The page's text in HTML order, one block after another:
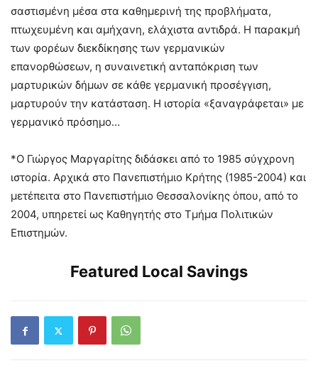
σαστισμένη μέσα στα καθημερινή της προβλήματα,
πτωχευμένη και αμήχανη, ελάχιστα αντιδρά. Η παρακμή
των φορέων διεκδίκησης των γερμανικών
επανορθώσεων, η συναινετική ανταπόκριση των
μαρτυρικών δήμων σε κάθε γερμανική προσέγγιση,
μαρτυρούν την κατάσταση. Η ιστορία «ξαναγράφεται» με
γερμανικό πρόσημο…
*Ο Γιώργος Μαργαρίτης διδάσκει από το 1985 σύγχρονη
ιστορία. Αρχικά στο Πανεπιστήμιο Κρήτης (1985-2004) και
μετέπειτα στο Πανεπιστήμιο Θεσσαλονίκης όπου, από το
2004, υπηρετεί ως Καθηγητής στο Τμήμα Πολιτικών
Επιστημών.
Featured Local Savings